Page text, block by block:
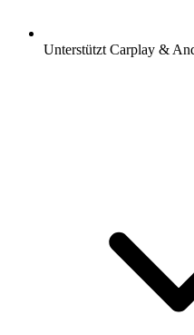
Unterstützt Carplay &